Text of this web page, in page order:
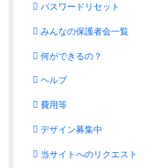
パスワードリセット
みんなの保護者会一覧
何ができるの？
ヘルプ
費用等
デザイン募集中
当サイトへのリクエスト